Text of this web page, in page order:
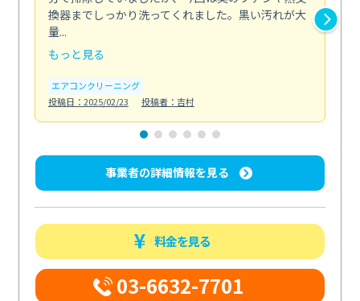
換器までしっかり洗ってくれました。黒い汚れが大
量...
もっと見る
エアコンクリーニング
投稿日：2025/02/23
投稿者：吉村
事業者の詳細情報を見る
料金を見る
03-6632-7701